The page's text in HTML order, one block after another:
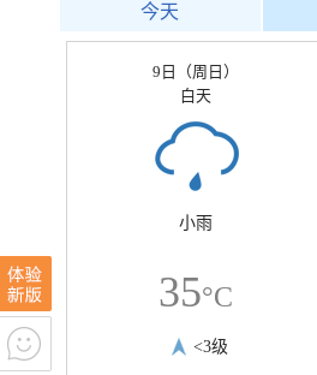
今天
9日（周日）
白天
小雨
35°C
<3级